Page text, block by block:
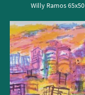
Willy Ramos 65x50